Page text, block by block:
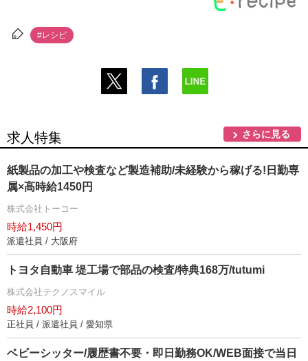
#レシピ
求人特集 さらに見る
紙製品の加工や検査など製造補助/未経験から稼げる!日勤専
属×高時給1450円
株式会社トーコー
時給1,450円
派遣社員 / 大阪府
トヨタ自動車 堤工場で部品の検査/特典168万/tutumi
株式会社テクノスマイル
時給2,100円
正社員 / 派遣社員 / 愛知県
ベビーシッター/履歴書不要・即日勤務OK/WEB面接で当日